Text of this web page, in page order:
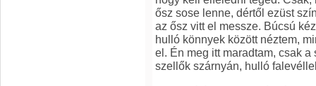
ősz sose lenne, dértől ezüst
az ősz vitt el messze. Búcsú
hulló könnyek között néztem,
el. Én meg itt maradtam, csak
szellők szárnyán, hulló